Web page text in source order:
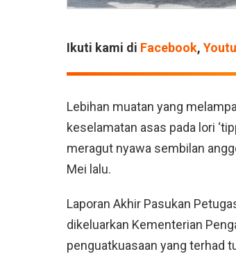
Ikuti kami di Facebook,
Lebihan muatan yang
keselamatan asas pada lori
meragut nyawa sembilan
Mei lalu.
Laporan Akhir Pasukan
dikeluarkan Kementerian
penguatkuasaan yang terhad